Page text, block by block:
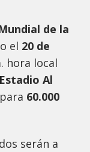
de la
el 20 de
hora local
Estadio Al
60.000
serán a